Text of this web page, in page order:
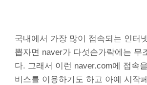
국내에서 가장 많이 접속되는 인터
뽑자면 naver가 다섯손가락에는 무
다. 그래서 이런 naver.com에 접속
비스를 이용하기도 하고 아예 시작